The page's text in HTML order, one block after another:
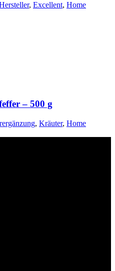
, Excellent, Home
– 500 g
, Kräuter, Home